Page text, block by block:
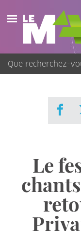
Actualités
Agenda
Publications
Le